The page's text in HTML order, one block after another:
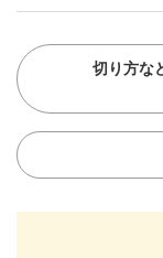
切り方な